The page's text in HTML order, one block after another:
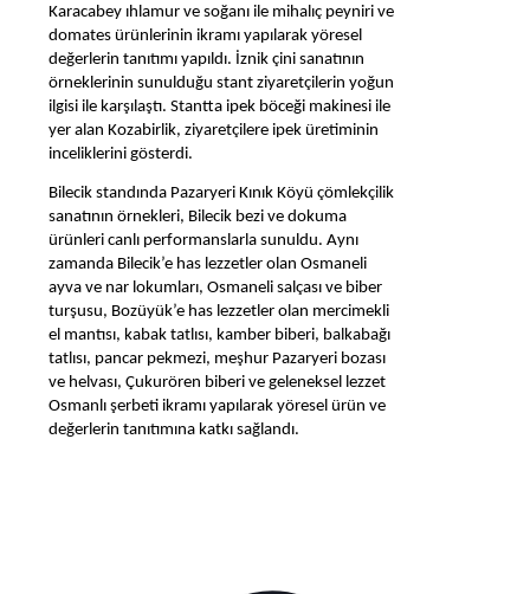
Karacabey ıhlamur ve soğanı ile mihalıç peyniri ve
domates ürünlerinin ikramı yapılarak yöresel
değerlerin tanıtımı yapıldı. İznik çini sanatının
örneklerinin sunulduğu stant ziyaretçilerin yoğun
ilgisi ile karşılaştı. Stantta ipek böceği makinesi ile
yer alan Kozabirlik, ziyaretçilere ipek üretiminin
inceliklerini gösterdi.
Bilecik standında Pazaryeri Kınık Köyü çömlekçilik
sanatının örnekleri, Bilecik bezi ve dokuma
ürünleri canlı performanslarla sunuldu. Aynı
zamanda Bilecik’e has lezzetler olan Osmaneli
ayva ve nar lokumları, Osmaneli salçası ve biber
turşusu, Bozüyük’e has lezzetler olan mercimekli
el mantısı, kabak tatlısı, kamber biberi, balkabağı
tatlısı, pancar pekmezi, meşhur Pazaryeri bozası
ve helvası, Çukurören biberi ve geleneksel lezzet
Osmanlı şerbeti ikramı yapılarak yöresel ürün ve
değerlerin tanıtımına katkı sağlandı.